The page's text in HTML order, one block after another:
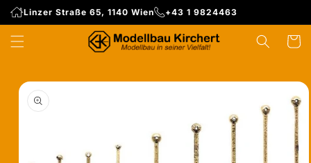
zum
Inhalt
Linzer Straße 65, 1140 Wien +43 1 9824463